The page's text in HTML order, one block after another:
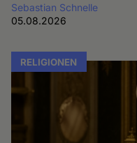
Sebastian Schnelle
05.08.2026
RELIGIONEN